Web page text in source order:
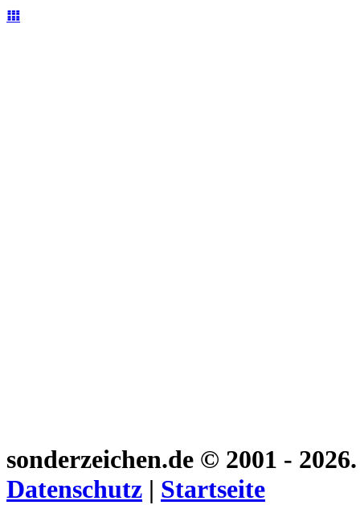
𝍖
sonderzeichen.de © 2001 -
Datenschutz | Startseite